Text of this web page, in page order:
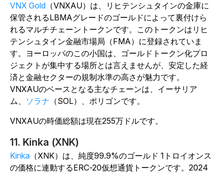
VNX Gold （VNXAU）は、リヒテンシュタインの金庫に
保管されるLBMAグレードのゴールドによって裏付けら
れるマルチチェーントークンです。このトークンはリヒ
テンシュタイン金融市場局（FMA）に登録されていま
す。ヨーロッパのこの小国は、ゴールドトークン化プロ
ジェクトが集中する場所とは言えませんが、安定した経
済と金融セクターの規制水準の高さが魅力です。
VNXAUのベースとなる主なチェーンは、イーサリア
ム、 ソラナ （SOL）、ポリゴンです。
VNXAUの時価総額は現在255万ドルです。
11. Kinka (XNK)
Kinka （XNK）は、純度99.9%のゴールド 1トロイオンス
の価格に連動するERC-20仮想通貨トークンです。2024